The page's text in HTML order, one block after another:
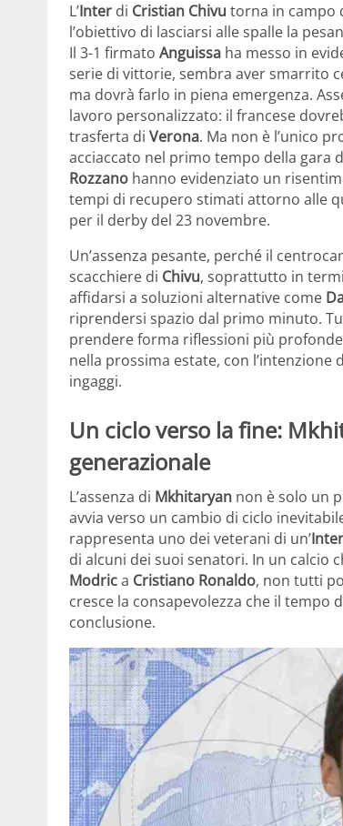
L’Inter di Cristian Chivu torna in campo
l’obiettivo di lasciarsi alle spalle la
Il 3-1 firmato Anguissa ha messo in
serie di vittorie, sembra aver smarrito
ma dovrà farlo in piena emergenza.
lavoro personalizzato: il francese
trasferta di Verona. Ma non è l’unico
acciaccato nel primo tempo della gara
Rozzano hanno evidenziato un
tempi di recupero stimati attorno alle
per il derby del 23 novembre.
Un’assenza pesante, perché il
scacchiere di Chivu, soprattutto in
affidarsi a soluzioni alternative come
riprendersi spazio dal primo minuto.
prendere forma riflessioni più
nella prossima estate, con
ingaggi.
Un ciclo verso la fine:
generazionale
L’assenza di Mkhitaryan non è solo un
avvia verso un cambio di ciclo
rappresenta uno dei veterani di un’Inter
di alcuni dei suoi senatori. In un calcio
Modrica Cristiano Ronaldo, non tutti
cresce la consapevolezza che il tempo
conclusione.